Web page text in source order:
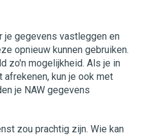
je gegevens vastleggen en
opnieuw kunnen gebruiken.
zo'n mogelijkheid. Als je in
kun je ook met
je NAW gegevens
zou prachtig zijn. Wie kan